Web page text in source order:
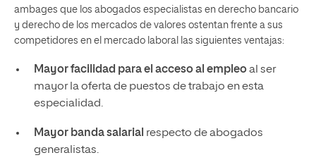
ambages que los abogados especialistas en derecho bancario
y derecho de los mercados de valores ostentan frente a sus
competidores en el mercado laboral las siguientes ventajas:
Mayor facilidad para el acceso al empleoal ser
mayor la oferta de puestos de trabajo en esta
especialidad.
Mayor banda salarial respecto de abogados
generalistas.